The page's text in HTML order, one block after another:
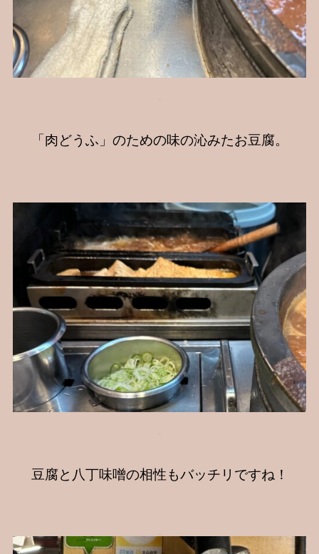
「肉どうふ」のための味の沁みたお豆腐。
豆腐と八丁味噌の相性もバッチリですね！